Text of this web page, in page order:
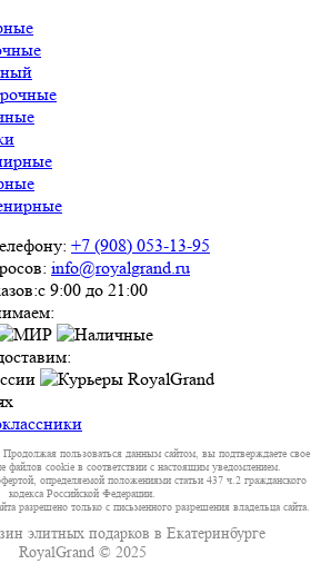
+7 (908) 053-13-95
info@royalgrand.ru
с 9:00 до 21:00
пользоваться данным сайтом, вы подтверждаете свое
файлов cookie в соответствии с настоящим уведомлением.
определяемой положениями статьи 437 ч.2 гражданского
кодекса Российской Федерации.
разрешено только с письменного разрешения владельца сайта.
элитных подарков в Екатеринбурге
RoyalGrand © 2025